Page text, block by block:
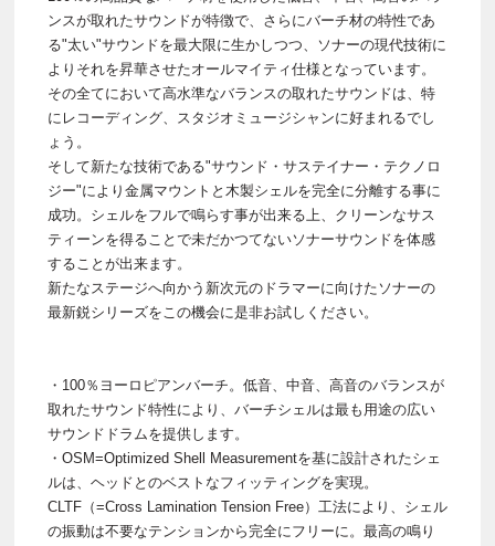
ンスが取れたサウンドが特徴で、さらにバーチ材の特性であ
る"太い"サウンドを最大限に生かしつつ、ソナーの現代技術に
よりそれを昇華させたオールマイティ仕様となっています。
その全てにおいて高水準なバランスの取れたサウンドは、特
にレコーディング、スタジオミュージシャンに好まれるでし
ょう。
そして新たな技術である"サウンド・サステイナー・テクノロ
ジー"により金属マウントと木製シェルを完全に分離する事に
成功。シェルをフルで鳴らす事が出来る上、クリーンなサス
ティーンを得ることで未だかつてないソナーサウンドを体感
することが出来ます。
新たなステージへ向かう新次元のドラマーに向けたソナーの
最新鋭シリーズをこの機会に是非お試しください。
・100％ヨーロピアンバーチ。低音、中音、高音のバランスが
取れたサウンド特性により、バーチシェルは最も用途の広い
サウンドドラムを提供します。
・OSM=Optimized Shell Measurementを基に設計されたシェ
ルは、ヘッドとのベストなフィッティングを実現。
CLTF（=Cross Lamination Tension Free）工法により、シェル
の振動は不要なテンションから完全にフリーに。最高の鳴り